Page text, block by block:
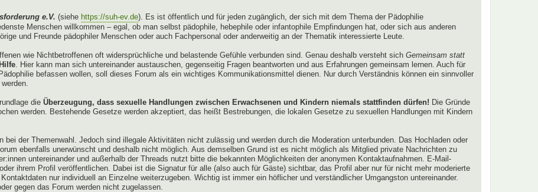
e.V. (siehe https://suh-ev.de). Es ist öffentlich und für jeden zugänglich, der sich mit dem Thema der Pädophilie
Menschen willkommen – egal, ob man selbst pädophile, hebephile oder infantophile Empfindungen hat, oder sich aus anderen
und Freunde pädophiler Menschen oder auch Fachpersonal oder anderweitig an der Thematik interessierte Leute.
wie Nichtbetroffenen oft widersprüchliche und belastende Gefühle verbunden sind. Genau deshalb versteht sich Gemeinsam statt
. Hier kann man sich untereinander austauschen, gegenseitig Fragen beantworten und aus Erfahrungen gemeinsam lernen. Auch für
befassen wollen, soll dieses Forum als ein wichtiges Kommunikationsmittel dienen. Nur durch Verständnis können ein sinnvoller
die Überzeugung, dass sexuelle Handlungen zwischen Erwachsenen und Kindern niemals stattfinden dürfen! Die Gründe
werden. Bestehende Gesetze werden akzeptiert, das heißt Bestrebungen, die lokalen Gesetze zu sexuellen Handlungen mit Kindern
bei der Themenwahl. Jedoch sind illegale Aktivitäten nicht zulässig und werden durch die Moderation unterbunden. Das Hochladen oder
ebenfalls unerwünscht und deshalb nicht möglich. Aus demselben Grund ist es nicht möglich als Mitglied private Nachrichten zu
untereinander und außerhalb der Threads nutzt bitte die bekannten Möglichkeiten der anonymen Kontaktaufnahmen. E-Mail-
ihrem Profil veröffentlichen. Dabei ist die Signatur für alle (also auch für Gäste) sichtbar, das Profil aber nur für nicht mehr moderierte
nur individuell an Einzelne weiterzugeben. Wichtig ist immer ein höflicher und verständlicher Umgangston untereinander.
gegen das Forum werden nicht zugelassen.